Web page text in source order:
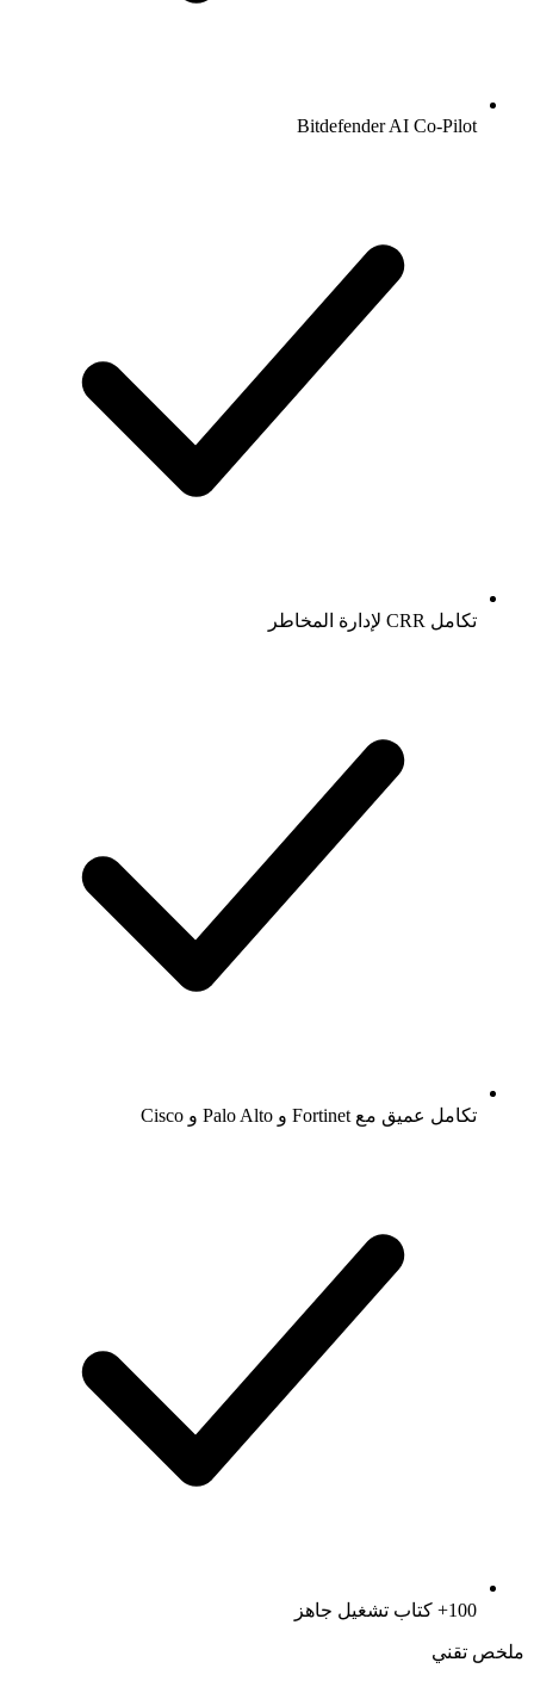
Bitdefender AI Co-Pilot
تكامل CRR لإدارة المخاطر
تكامل عميق مع Fortinet و Palo Alto و Cisco
100+ كتاب تشغيل جاهز
ملخص تقني